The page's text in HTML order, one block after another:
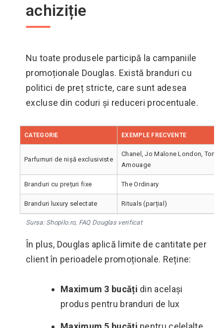
achiziție
Nu toate produsele participă la campaniile
promoționale Douglas. Există branduri cu
politici de preț stricte, care sunt adesea
excluse din coduri și reduceri procentuale.
CATEGORIE EXEMPLE FRECVENTE
Parfumuri de nișă exclusiviste
Chanel, Jo Malone London, Tom
Amouage
Branduri cu prețuri fixe The Ordinary
Branduri luxury selectate Rituals (parțial)
Sursa: Shopilo.ro, FAQ Douglas verificat
În plus, Douglas aplică limite de cantitate per
client în perioadele promoționale. Reține:
Maximum 3 bucăți din același
produs pentru branduri de lux